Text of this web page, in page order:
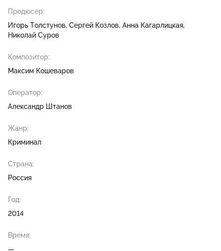
Продюсер:
Игорь Толстунов Сергей Козлов Анна Кагарлицкая
Николай Суров
Композитор:
Максим Кошеваров
Оператор:
Александр Штанов
Жанр:
Криминал
Страна:
Россия
Год:
2014
Время:
—